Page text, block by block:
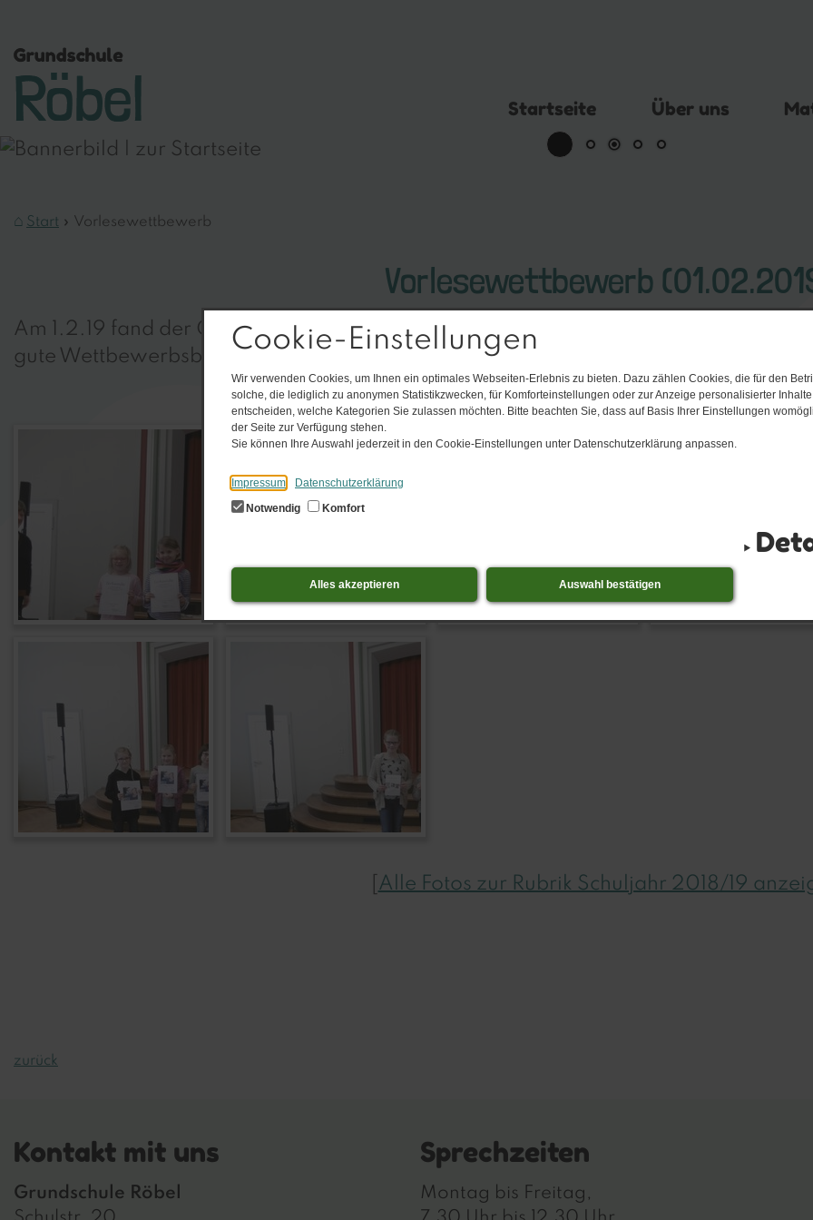
Cookie-Einstellungen
Wir verwenden Cookies, um Ihnen ein optimales Webseiten-Erlebnis zu bieten. Dazu zählen Cookies, die für den
solche, die lediglich zu anonymen Statistikzwecken, für Komforteinstellungen oder zur Anzeige personalisierter
entscheiden, welche Kategorien Sie zulassen möchten. Bitte beachten Sie, dass auf Basis Ihrer Einstellungen
der Seite zur Verfügung stehen.
Sie können Ihre Auswahl jederzeit in den Cookie-Einstellungen unter Datenschutzerklärung anpassen.
Impressum
Datenschutzerklärung
Notwendig
Komfort
Alles akzeptieren Auswahl bestätigen
Startseite Über uns
Start Vorlesewettbewerb
Vorlesewettbewerb
Am 1.2.19 fand der Gedicht- und Vorlesewettbewerb der Grrundschule Röbel statt.
gute Wettbewerbsbeiträge vorgetragen.
Alle Fotos zur Rubrik Schuljahr 2018/19
zurück
Kontakt mit uns
Grundschule Röbel
Sprechzeiten
Montag bis Freitag,